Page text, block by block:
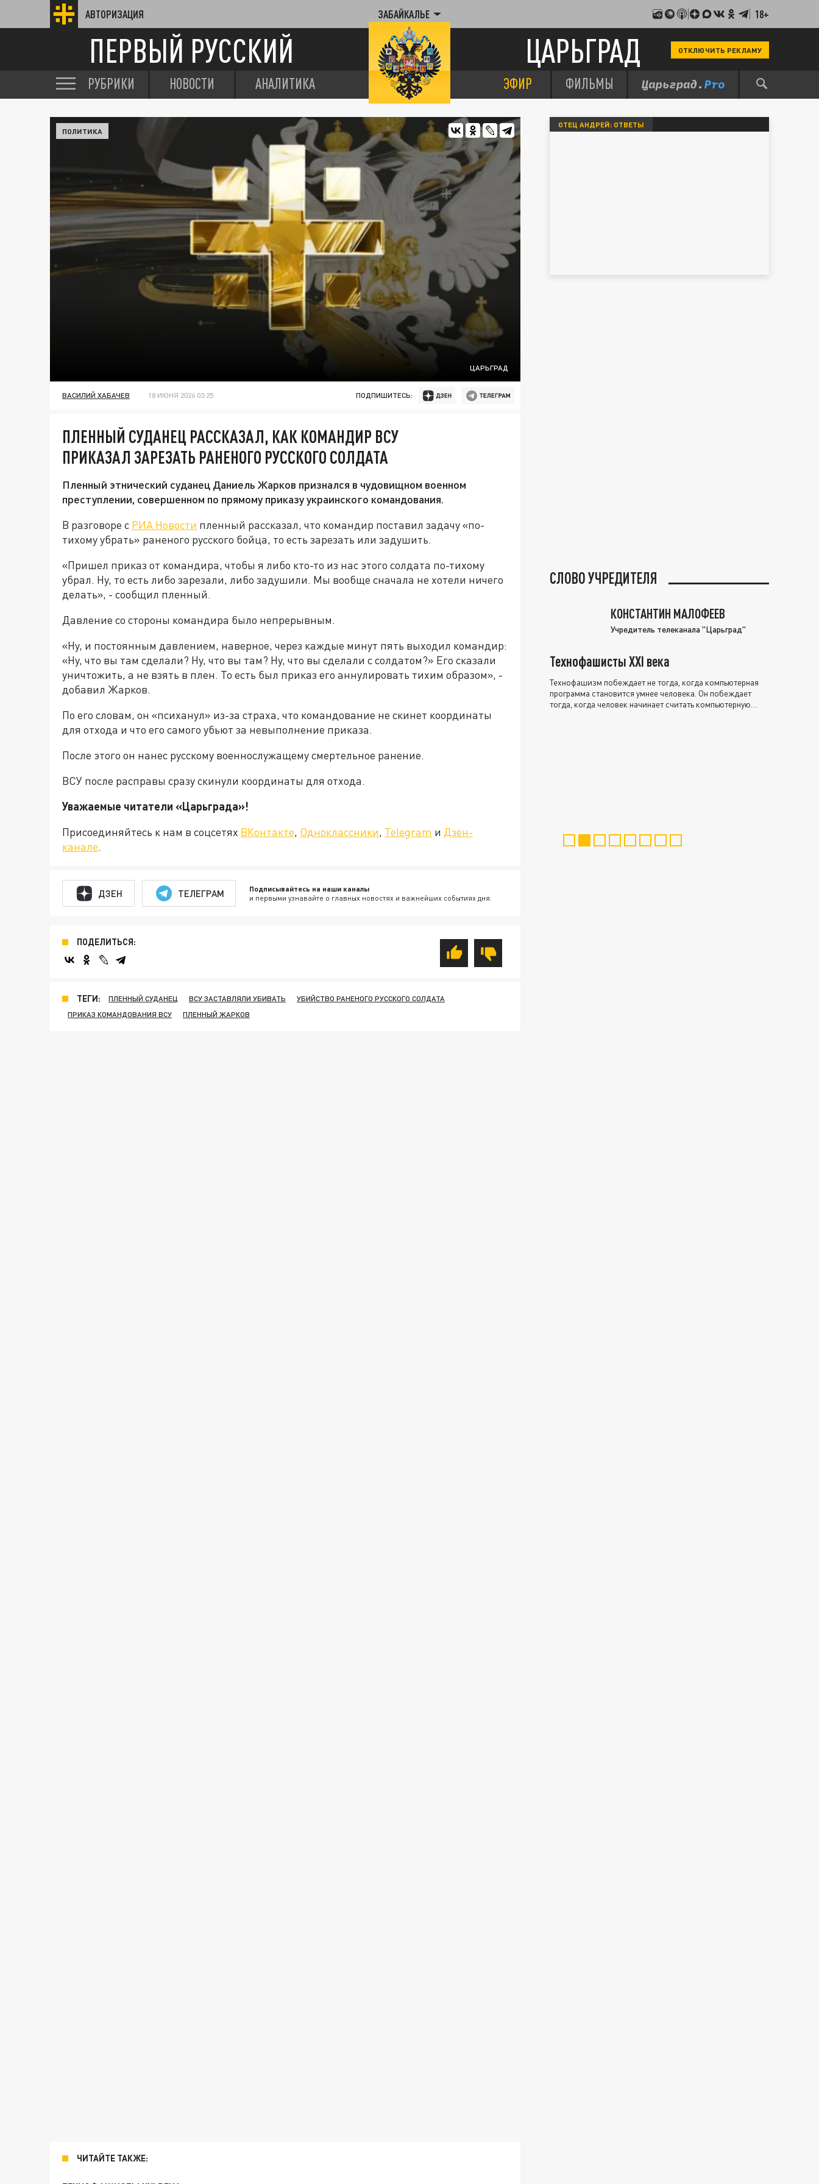
АВТОРИЗАЦИЯ ЗАБАЙКАЛЬЕ 18+
ПЕРВЫЙ РУССКИЙ ЦАРЬГРАД ОТКЛЮЧИТЬ РЕКЛАМУ
РУБРИКИ НОВОСТИ АНАЛИТИКА ЭФИР ФИЛЬМЫ
ЦАРЬГРАД
ПОЛИТИКА
ВАСИЛИЙ ХАБАЧЕВ 18 ИЮНЯ 2026 03:25 ПОДПИШИТЕСЬ:
ПЛЕННЫЙ СУДАНЕЦ РАССКАЗАЛ, КАК КОМАНДИР ВСУ
ПРИКАЗАЛ ЗАРЕЗАТЬ РАНЕНОГО РУССКОГО СОЛДАТА
Пленный этнический суданец Даниель Жарков признался в чудовищном военном
преступлении, совершенном по прямому приказу украинского командования.
В разговоре с РИА Новости пленный рассказал, что командир поставил задачу «по-
тихому убрать» раненого русского бойца, то есть зарезать или задушить.
«Пришел приказ от командира, чтобы я либо кто-то из нас этого солдата по-тихому
убрал. Ну, то есть либо зарезали, либо задушили. Мы вообще сначала не хотели ничего
делать», - сообщил пленный.
Давление со стороны командира было непрерывным.
«Ну, и постоянным давлением, наверное, через каждые минут пять выходил командир:
«Ну, что вы там сделали? Ну, что вы там? Ну, что вы сделали с солдатом?» Его сказали
уничтожить, а не взять в плен. То есть был приказ его аннулировать тихим образом», -
добавил Жарков.
По его словам, он «психанул» из-за страха, что командование не скинет координаты
для отхода и что его самого убьют за невыполнение приказа.
После этого он нанес русскому военнослужащему смертельное ранение.
ВСУ после расправы сразу скинули координаты для отхода.
Уважаемые читатели «Царьграда»!
Присоединяйтесь к нам в соцсетях ВКонтакте, Одноклассники, Telegram и Дзен-
канале.
ДЗЕН ТЕЛЕГРАМ Подписывайтесь на наши каналы
и первыми узнавайте о главных новостях и важнейших событиях дня.
ПОДЕЛИТЬСЯ:
ТЕГИ: ПЛЕННЫЙ СУДАНЕЦ ВСУ ЗАСТАВЛЯЛИ УБИВАТЬ
УБИЙСТВО РАНЕНОГО РУССКОГО СОЛДАТА
ПРИКАЗ КОМАНДОВАНИЯ ВСУ
ПЛЕННЫЙ ЖАРКОВ
ЧИТАЙТЕ ТАКЖЕ:
ОТЕЦ АНДРЕЙ: ОТВЕТЫ
СЛОВО УЧРЕДИТЕЛЯ
КОНСТАНТИН МАЛОФЕЕВ
Учредитель телеканала "Царьград"
Технофашисты XXI века
Технофашизм побеждает не тогда, когда компьютерная
программа становится умнее человека. Он побеждает
тогда, когда человек начинает считать компьютерную